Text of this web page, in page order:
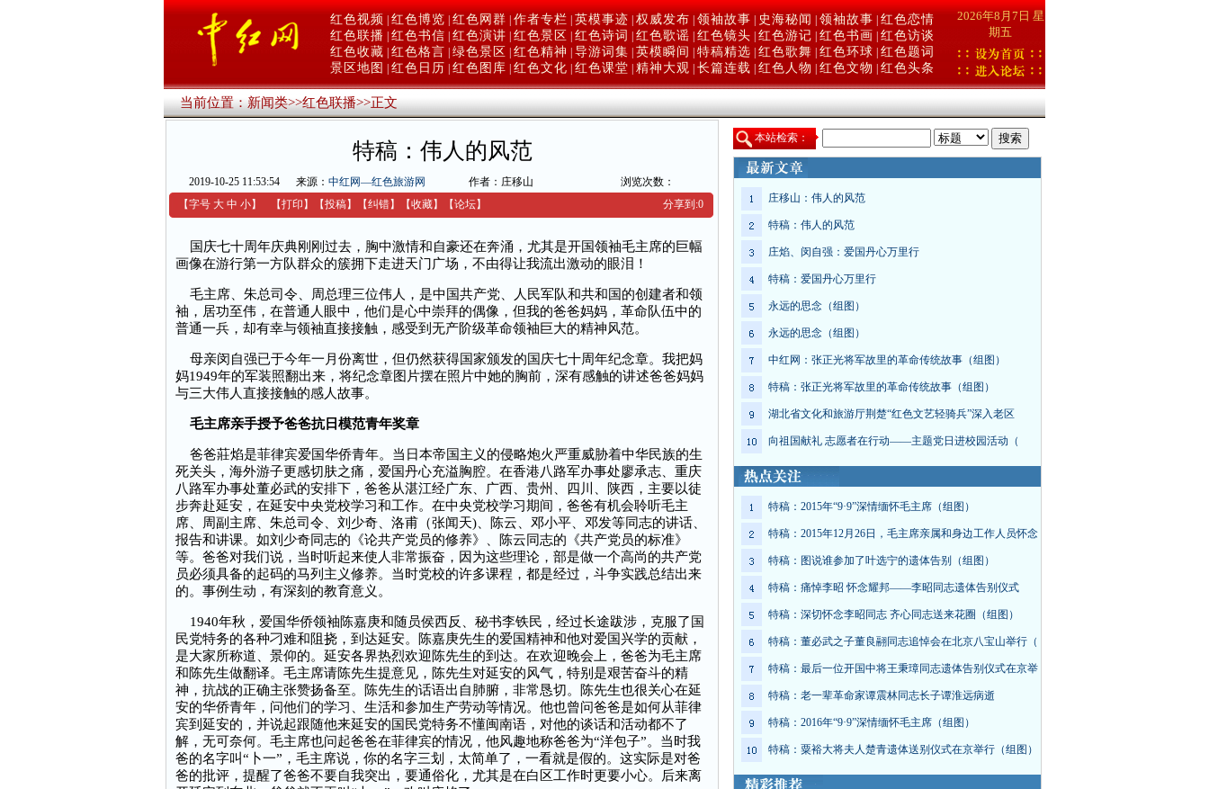
红色视频 红色博览 红色网群 作者专栏 英模事迹 权威发布 领袖故事 史海秘闻 领袖故事 红色恋情
红色联播 红色书信 红色演讲 红色景区 红色诗词 红色歌谣 红色镜头 红色游记 红色书画
红色访谈
红色收藏 红色格言 绿色景区 红色精神 导游词集 英模瞬间 特稿精选 红色歌舞 红色环球 红色题词
景区地图
红色日历 红色图库 红色文化 红色课堂 精神大观 长篇连载 红色人物 红色文物 红色头条
2026年8月7日 星
期五
当前位置：新闻类>>红色联播>>正文
特稿：伟人的风范
2019-10-25 11:53:54 来源： 中红网—红色旅游网 作者：庄移山
浏览次数：
【字号 大 中 小】 【打印 】 【投稿】 【纠错】 【收藏】 【论坛】 分享到:0
国庆七十周年庆典刚刚过去，胸中激情和自豪还在奔涌，尤其是开国领袖毛主席的巨幅
画像在游行第一方队群众的簇拥下走进天门广场，不由得让我流出激动的眼泪！
毛主席、朱总司令、周总理三位伟人，是中国共产党、人民军队和共和国的创建者和领
袖，居功至伟，在普通人眼中，他们是心中崇拜的偶像，但我的爸爸妈妈，革命队伍中的
普通一兵，却有幸与领袖直接接触，感受到无产阶级革命领袖巨大的精神风范。
母亲闵自强已于今年一月份离世，但仍然获得国家颁发的国庆七十周年纪念章。我把妈
妈1949年的军装照翻出来，将纪念章图片摆在照片中她的胸前，深有感触的讲述爸爸妈妈
与三大伟人直接接触的感人故事。
毛主席亲手授予爸爸抗日模范青年奖章
爸爸莊焰是菲律宾爱国华侨青年。当日本帝国主义的侵略炮火严重威胁着中华民族的生
死关头，海外游子更感切肤之痛，爱国丹心充溢胸腔。在香港八路军办事处廖承志、重庆
八路军办事处董必武的安排下，爸爸从湛江经广东、广西、贵州、四川、陕西，主要以徒
步奔赴延安，在延安中央党校学习和工作。在中央党校学习期间，爸爸有机会聆听毛主
席、周副主席、朱总司令、刘少奇、洛甫（张闻天)、陈云、邓小平、邓发等同志的讲话、
报告和讲课。如刘少奇同志的《论共产党员的修养》、陈云同志的《共产党员的标准》
等。爸爸对我们说，当时听起来使人非常振奋，因为这些理论，部是做一个高尚的共产党
员必须具备的起码的马列主义修养。当时党校的许多课程，都是经过，斗争实践总结出来
的。事例生动，有深刻的教育意义。
1940年秋，爱国华侨领袖陈嘉庚和随员侯西反、秘书李铁民，经过长途跋涉，克服了国
民党特务的各种刁难和阻挠，到达延安。陈嘉庚先生的爱国精神和他对爱国兴学的贡献，
是大家所称道、景仰的。延安各界热烈欢迎陈先生的到达。在欢迎晚会上，爸爸为毛主席
和陈先生做翻译。毛主席请陈先生提意见，陈先生对延安的风气，特别是艰苦奋斗的精
神，抗战的正确主张赞扬备至。陈先生的话语出自肺腑，非常恳切。陈先生也很关心在延
安的华侨青年，问他们的学习、生活和参加生产劳动等情况。他也曾问爸爸是如何从菲律
宾到延安的，并说起跟随他来延安的国民党特务不懂闽南语，对他的谈话和活动都不了
解，无可奈何。毛主席也问起爸爸在菲律宾的情况，他风趣地称爸爸为“洋包子”。当时我
爸的名字叫“卜一”，毛主席说，你的名字三划，太简单了，一看就是假的。这实际是对爸
爸的批评，提醒了爸爸不要自我突出，要通俗化，尤其是在白区工作时更要小心。后来离
本站检索：
庄移山：伟人的风范
特稿：伟人的风范
庄焰、闵自强：爱国丹心万里行
特稿：爱国丹心万里行
永远的思念（组图）
永远的思念（组图）
中红网：张正光将军故里的革命传统故事（组图）
特稿：张正光将军故里的革命传统故事（组图）
湖北省文化和旅游厅荆楚“红色文艺轻骑兵”深入老区
向祖国献礼 志愿者在行动——主题党日进校园活动（
特稿：2015年“9·9”深情缅怀毛主席（组图）
特稿：2015年12月26日，毛主席亲属和身边工作人员怀念
特稿：图说谁参加了叶选宁的遗体告别（组图）
特稿：痛悼李昭 怀念耀邦——李昭同志遗体告别仪式
特稿：深切怀念李昭同志 齐心同志送来花圈（组图）
特稿：董必武之子董良翮同志追悼会在北京八宝山举行（
特稿：最后一位开国中将王秉璋同志遗体告别仪式在京举
特稿：老一辈革命家谭震林同志长子谭淮远病逝
特稿：2016年“9·9”深情缅怀毛主席（组图）
特稿：粟裕大将夫人楚青遗体送别仪式在京举行（组图）